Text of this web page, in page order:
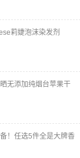
莉婕泡沫染发剂
无添加纯烟台苹果干
！任选5件全是大牌香